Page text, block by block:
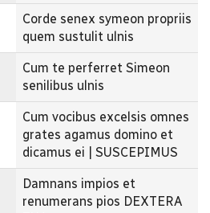
Corde senex symeon propriis
quem sustulit ulnis
Cum te perferret Simeon
senilibus ulnis
Cum vocibus excelsis omnes
grates agamus domino et
dicamus ei | SUSCEPIMUS
Damnans impios et
renumerans pios DEXTERA